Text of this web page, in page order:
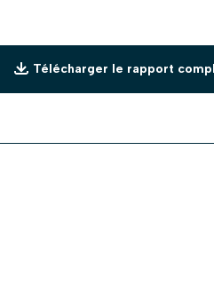
Télécharger le rapport